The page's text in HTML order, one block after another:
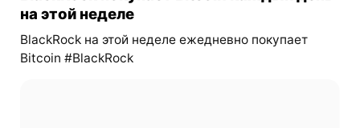
на этой неделе
BlackRock на этой неделе ежедневно покупает
Bitcoin #BlackRock